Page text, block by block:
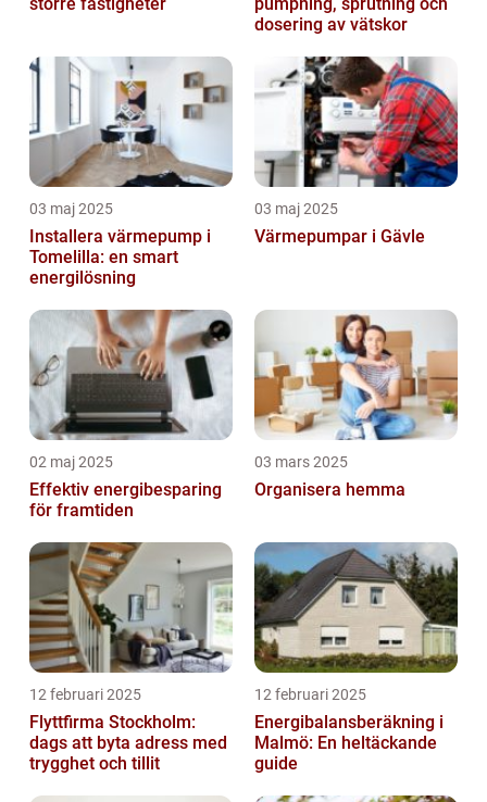
dosering av vätskor
03 maj 2025
Installera värmepump i
Tomelilla: en smart
energilösning
03 maj 2025
Värmepumpar i Gävle
02 maj 2025
Effektiv energibesparing
för framtiden
03 mars 2025
Organisera hemma
12 februari 2025
Flyttfirma Stockholm:
dags att byta adress med
trygghet och tillit
12 februari 2025
Energibalansberäkning i
Malmö: En heltäckande
guide